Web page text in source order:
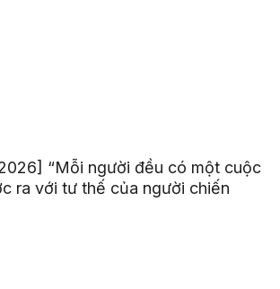
“Mỗi người đều có một cuộc
ra với tư thế của người chiến